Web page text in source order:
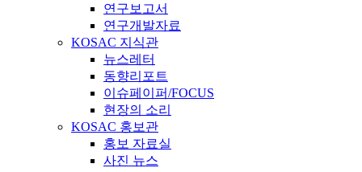
연구보고서
연구개발자료
KOSAC 지식관
뉴스레터
동향리포트
이슈페이퍼/FOCUS
현장의 소리
KOSAC 홍보관
홍보 자료실
사진 뉴스